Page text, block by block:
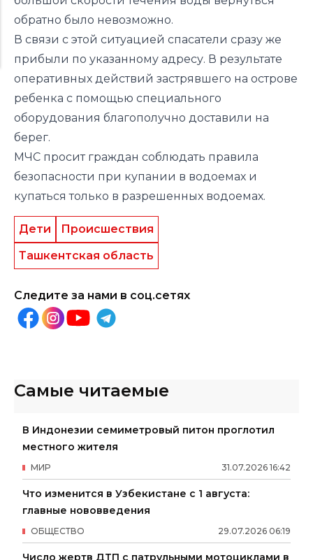
обратно было невозможно.
В связи с этой ситуацией спасатели сразу же
прибыли по указанному адресу. В результате
оперативных действий застрявшего на острове
ребенка с помощью специального
оборудования благополучно доставили на
берег.
МЧС просит граждан соблюдать правила
безопасности при купании в водоемах и
купаться только в разрешенных водоемах.
Дети
Происшествия
Ташкентская область
Следите за нами в соц.сетях
Самые читаемые
В Индонезии семиметровый питон проглотил
местного жителя
31.07.2026 16:42
МИР
Что изменится в Узбекистане с 1 августа:
главные нововведения
29.07.2026 06:19
ОБЩЕСТВО
Число жертв ДТП с патрульными мотоциклами в